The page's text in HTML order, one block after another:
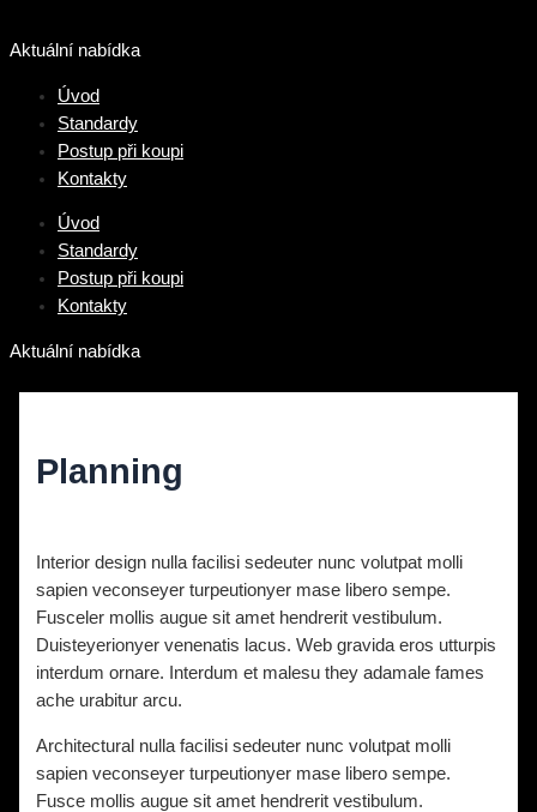
na
Aktuální nabídka
Úvod
Standardy
Postup při koupi
Kontakty
Úvod
Standardy
Postup při koupi
Kontakty
Aktuální nabídka
Planning
Interior design nulla facilisi sedeuter nunc volutpat molli
sapien veconseyer turpeutionyer mase libero sempe.
Fusceler mollis augue sit amet hendrerit vestibulum.
Duisteyerionyer venenatis lacus. Web gravida eros utturpis
interdum ornare. Interdum et malesu they adamale fames
ache urabitur arcu.
Architectural nulla facilisi sedeuter nunc volutpat molli
sapien veconseyer turpeutionyer mase libero sempe.
Fusce mollis augue sit amet hendrerit vestibulum.